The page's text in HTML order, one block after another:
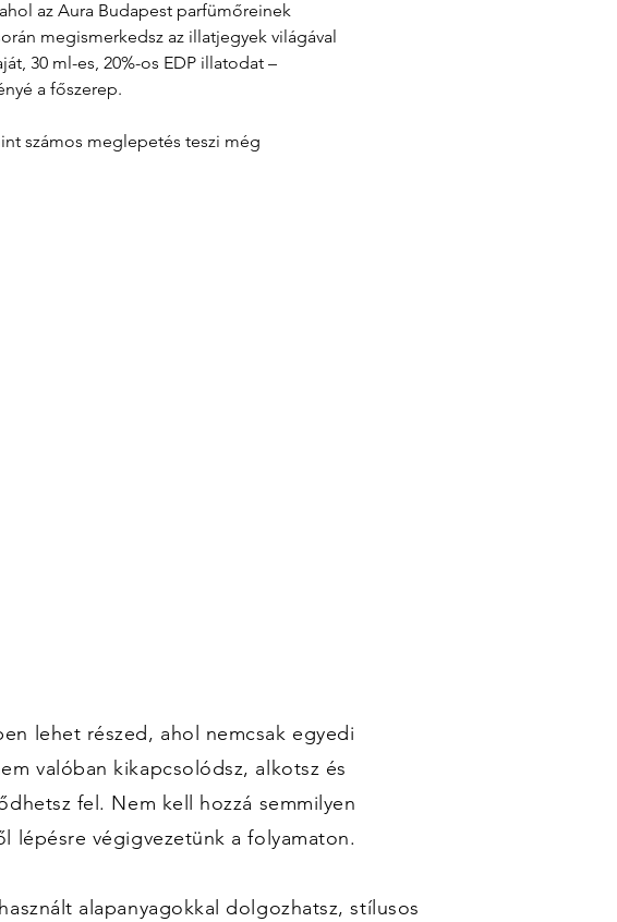
az Aura Budapest parfümőreinek
megismerkedsz az illatjegyek világával
30 ml-es, 20%-os EDP illatodat –
a főszerep.
számos meglepetés teszi még
lehet részed, ahol nemcsak egyedi
valóban kikapcsolódsz, alkotsz és
fel. Nem kell hozzá semmilyen
lépésre végigvezetünk a folyamaton.
alapanyagokkal dolgozhatsz, stílusos